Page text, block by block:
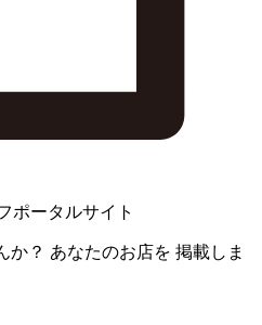
ポータルサイト
か？ あなたのお店を 掲載しま